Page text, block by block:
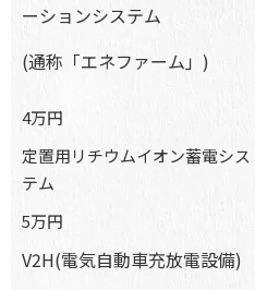
ーションシステム
(通称「エネファーム」)
4万円
定置用リチウムイオン蓄電シス
テム
5万円
V2H(電気自動車充放電設備)